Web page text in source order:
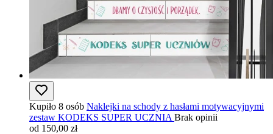
Kupiło 8 osób Naklejki na schody z hasłami motywacyjnymi
zestaw KODEKS SUPER UCZNIA Brak opinii
od 150,00 zł